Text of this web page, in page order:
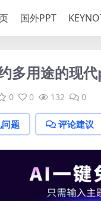
国外PPT
多用途的现
0 0 132 0
题 评论建议